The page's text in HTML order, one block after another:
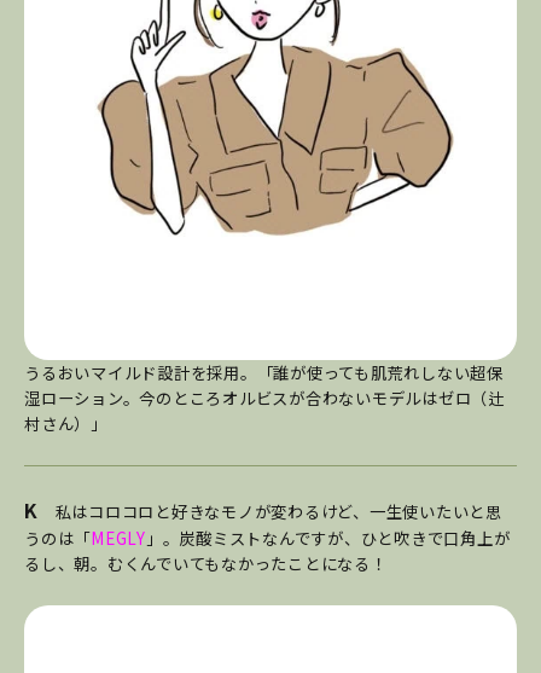
うるおいマイルド設計を採用。「誰が使っても肌荒れしない超保
湿ローション。今のところオルビスが合わないモデルはゼロ（辻
村さん）」
K
私はコロコロと好きなモノが変わるけど、一生使いたいと思
うのは「MEGLY 」。炭酸ミストなんですが、ひと吹きで口角上が
るし、朝。むくんでいてもなかったことになる！